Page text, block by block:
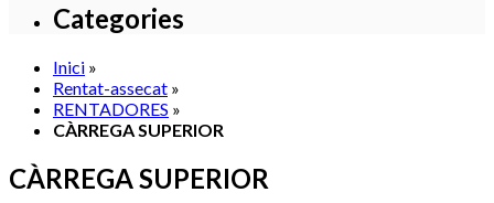
Categories
Inici »
Rentat-assecat »
RENTADORES »
CÀRREGA SUPERIOR
CÀRREGA SUPERIOR